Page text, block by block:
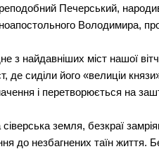
Печерський,
Володимира,
з найдавніших міст нашої
де сиділи його «велиціи
і перетворюється на
земля, безкраї
до незбагнених таїн життя.